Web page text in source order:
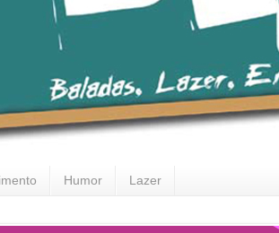
Humor Lazer